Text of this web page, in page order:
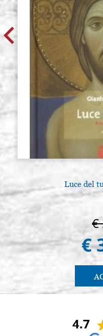
Luce del
€
€
4.7